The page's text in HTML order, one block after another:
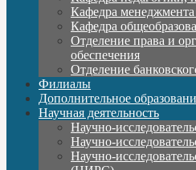
Кафедра
Кафедра
Отделение права и
обеспечения
Отделение
Филиалы
Дополнительное
Научная деятельность
Научно-
Научно-
Научно-